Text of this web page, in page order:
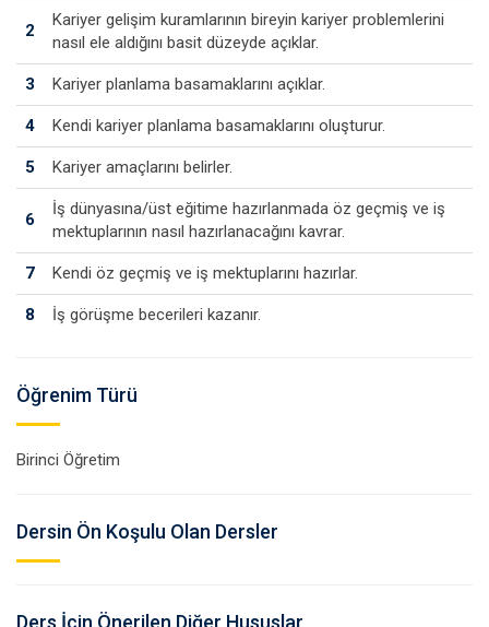
2
Kariyer gelişim kuramlarının bireyin kariyer problemlerini
nasıl ele aldığını basit düzeyde açıklar.
3 Kariyer planlama basamaklarını açıklar.
4 Kendi kariyer planlama basamaklarını oluşturur.
5 Kariyer amaçlarını belirler.
6
İş dünyasına/üst eğitime hazırlanmada öz geçmiş ve iş
mektuplarının nasıl hazırlanacağını kavrar.
7 Kendi öz geçmiş ve iş mektuplarını hazırlar.
8 İş görüşme becerileri kazanır.
Öğrenim Türü
Birinci Öğretim
Dersin Ön Koşulu Olan Dersler
Ders İçin Önerilen Diğer Hususlar